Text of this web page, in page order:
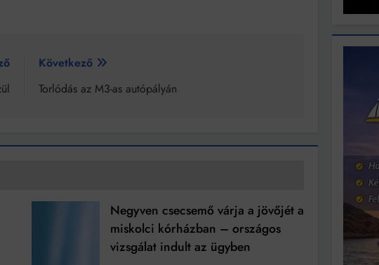
Következő
Torlódás az M3-as autópályán
Negyven csecsemő várja a jövőjét a
miskolci kórházban – országos
vizsgálat indult az ügyben